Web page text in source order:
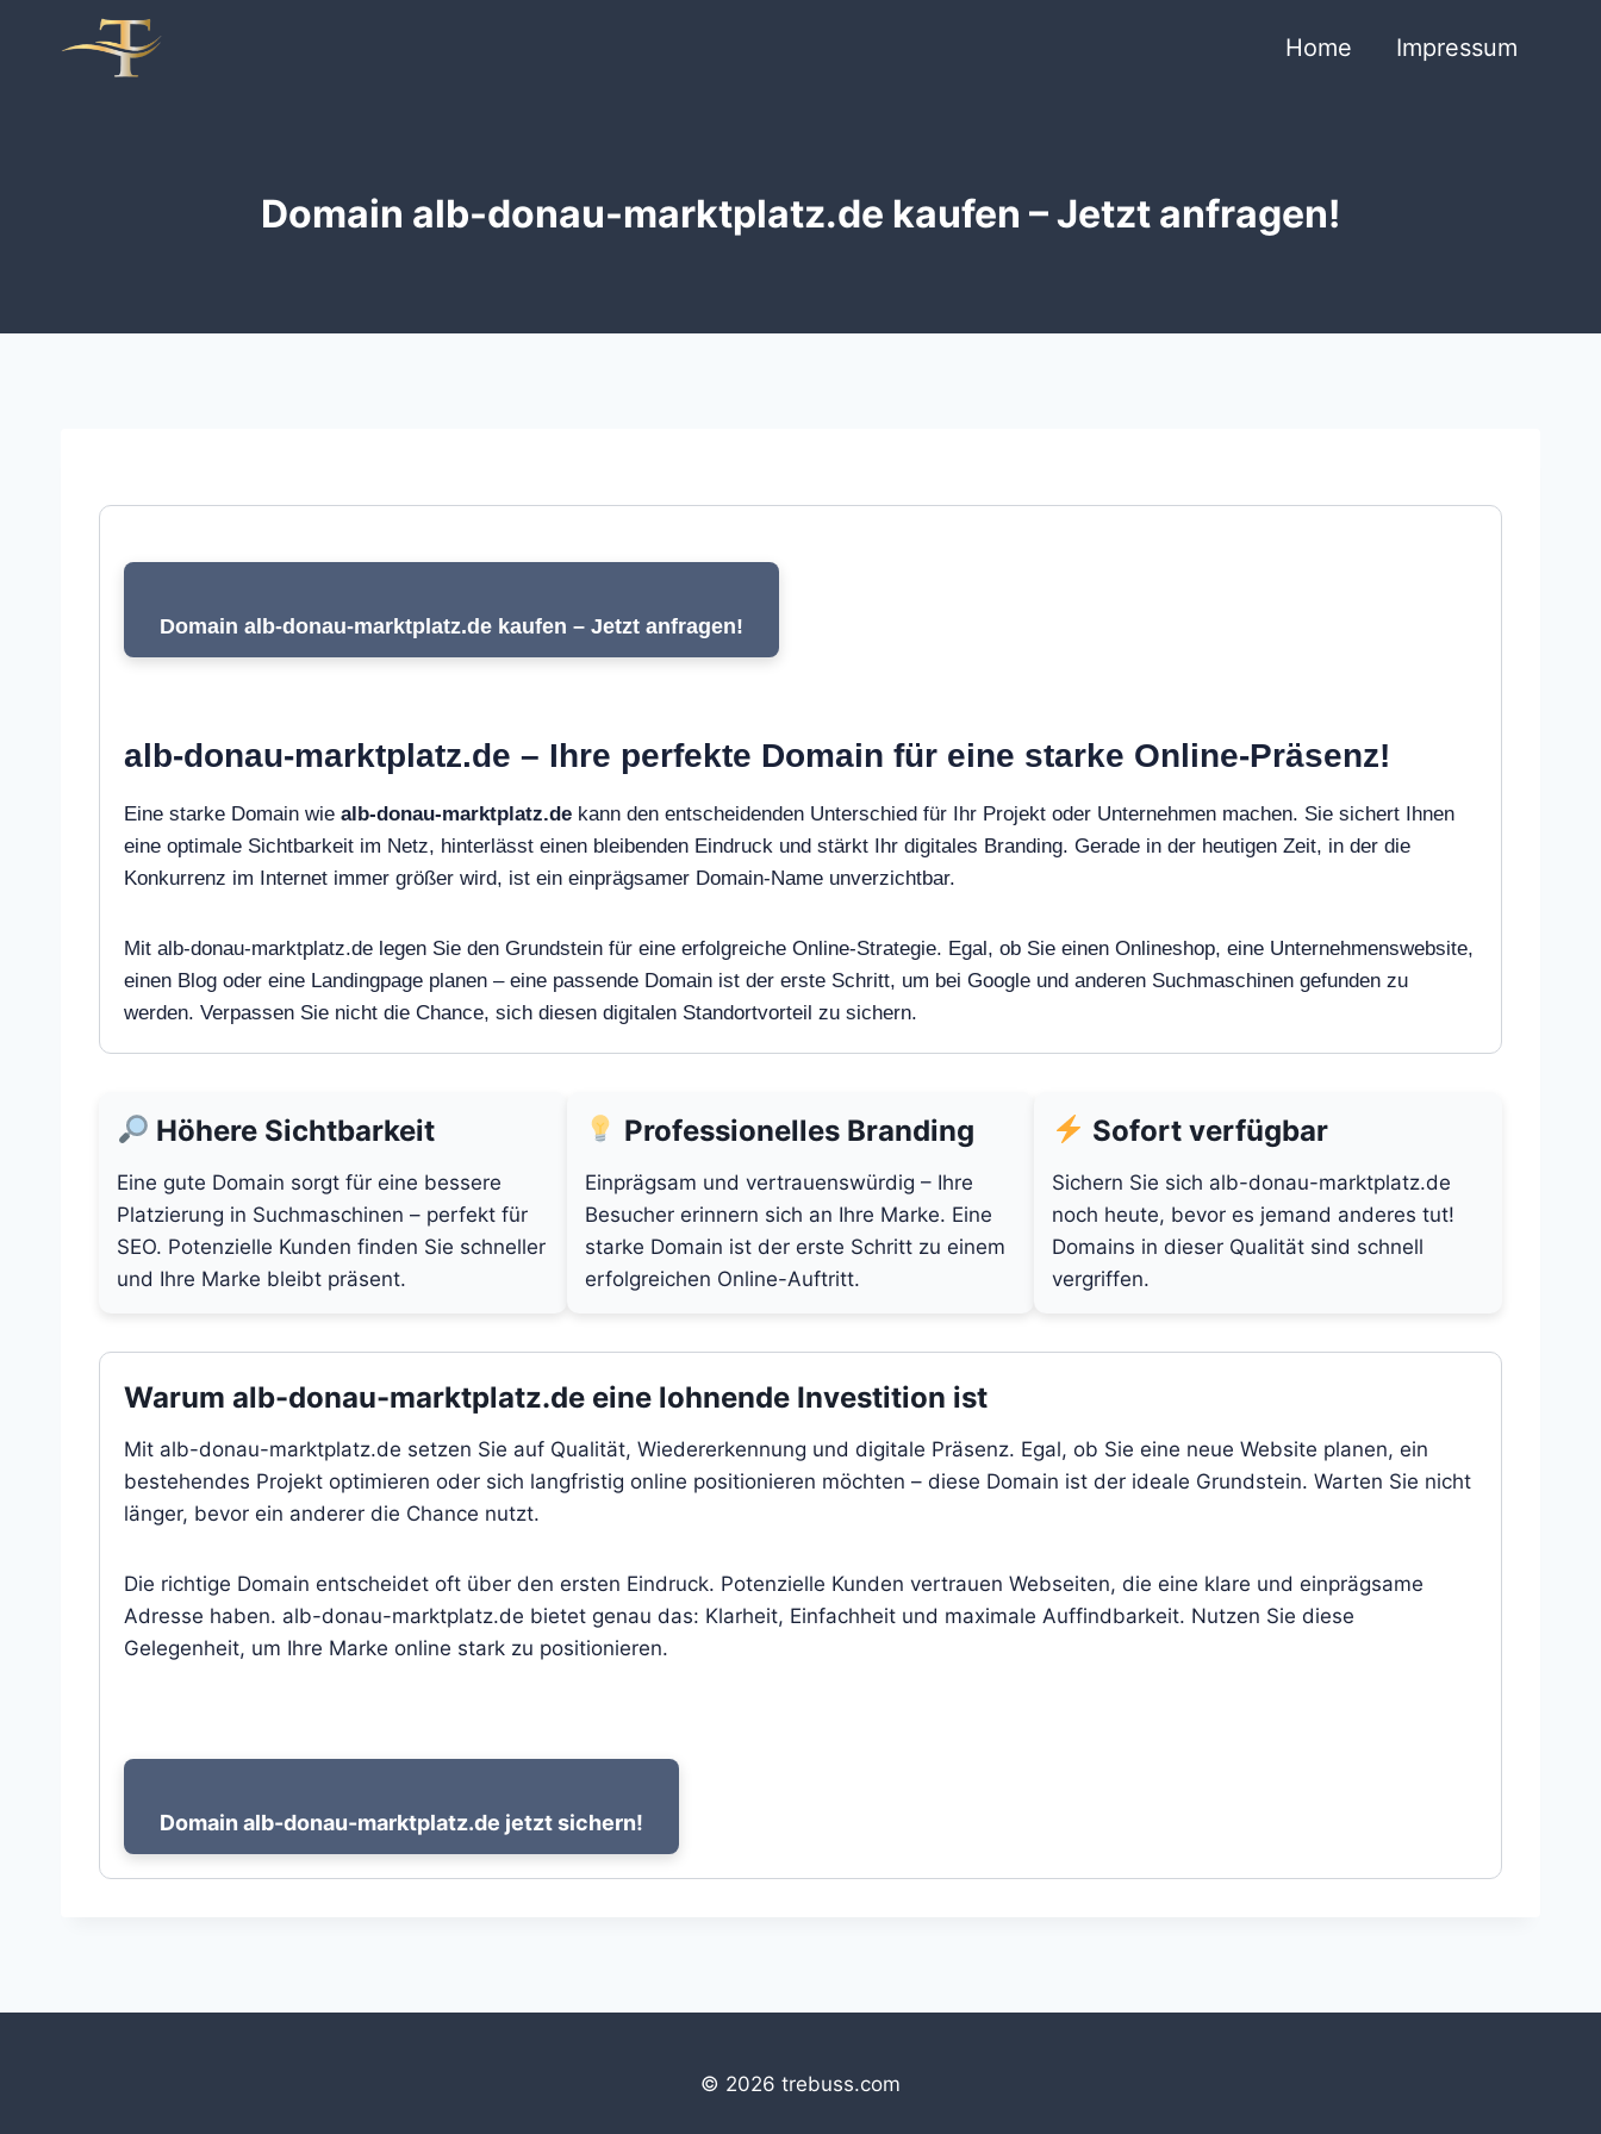
Home Impressum
Domain alb-donau-marktplatz.de kaufen – Jetzt anfragen!
Domain alb-donau-marktplatz.de kaufen – Jetzt anfragen!
alb-donau-marktplatz.de – Ihre perfekte Domain für eine starke Online-Präsenz!
Eine starke Domain wie alb-donau-marktplatz.de kann den entscheidenden Unterschied für Ihr Projekt oder Unternehmen machen. Sie sichert Ihnen
eine optimale Sichtbarkeit im Netz, hinterlässt einen bleibenden Eindruck und stärkt Ihr digitales Branding. Gerade in der heutigen Zeit, in der die
Konkurrenz im Internet immer größer wird, ist ein einprägsamer Domain-Name unverzichtbar.
Mit alb-donau-marktplatz.de legen Sie den Grundstein für eine erfolgreiche Online-Strategie. Egal, ob Sie einen Onlineshop, eine Unternehmenswebsite,
einen Blog oder eine Landingpage planen – eine passende Domain ist der erste Schritt, um bei Google und anderen Suchmaschinen gefunden zu
werden. Verpassen Sie nicht die Chance, sich diesen digitalen Standortvorteil zu sichern.
Höhere Sichtbarkeit
Eine gute Domain sorgt für eine bessere
Platzierung in Suchmaschinen – perfekt für
SEO. Potenzielle Kunden finden Sie schneller
und Ihre Marke bleibt präsent.
Professionelles Branding
Einprägsam und vertrauenswürdig – Ihre
Besucher erinnern sich an Ihre Marke. Eine
starke Domain ist der erste Schritt zu einem
erfolgreichen Online-Auftritt.
Sofort verfügbar
Sichern Sie sich alb-donau-marktplatz.de
noch heute, bevor es jemand anderes tut!
Domains in dieser Qualität sind schnell
vergriffen.
Warum alb-donau-marktplatz.de eine lohnende Investition ist
Mit alb-donau-marktplatz.de setzen Sie auf Qualität, Wiedererkennung und digitale Präsenz. Egal, ob Sie eine neue Website planen, ein
bestehendes Projekt optimieren oder sich langfristig online positionieren möchten – diese Domain ist der ideale Grundstein. Warten Sie nicht
länger, bevor ein anderer die Chance nutzt.
Die richtige Domain entscheidet oft über den ersten Eindruck. Potenzielle Kunden vertrauen Webseiten, die eine klare und einprägsame
Adresse haben. alb-donau-marktplatz.de bietet genau das: Klarheit, Einfachheit und maximale Auffindbarkeit. Nutzen Sie diese
Gelegenheit, um Ihre Marke online stark zu positionieren.
Domain alb-donau-marktplatz.de jetzt sichern!
© 2026 trebuss.com